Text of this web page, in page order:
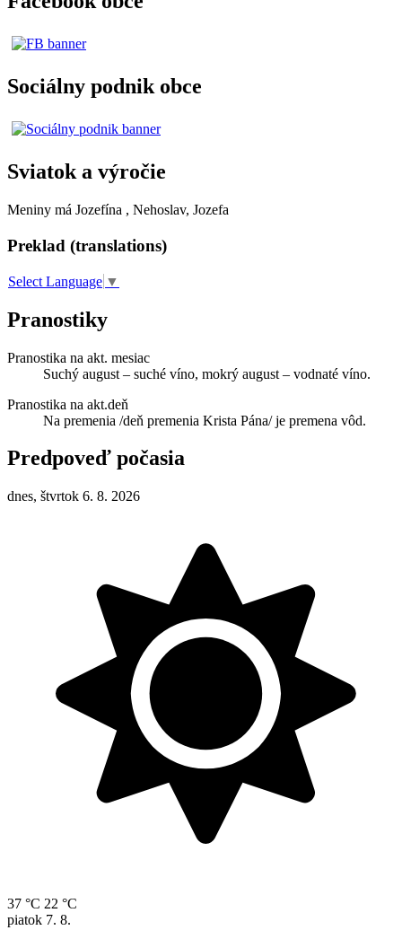
Sociálny podnik obce
Sviatok a výročie
Meniny má Jozefína , Nehoslav, Jozefa
Preklad (translations)
Select Language ▼
Pranostiky
Pranostika na akt. mesiac
Suchý august – suché víno, mokrý august – vodnaté víno.
Pranostika na akt.deň
Na premenia /deň premenia Krista Pána/ je premena vôd.
Predpoveď počasia
dnes, štvrtok 6. 8. 2026
37 °C 22 °C
piatok 7. 8.